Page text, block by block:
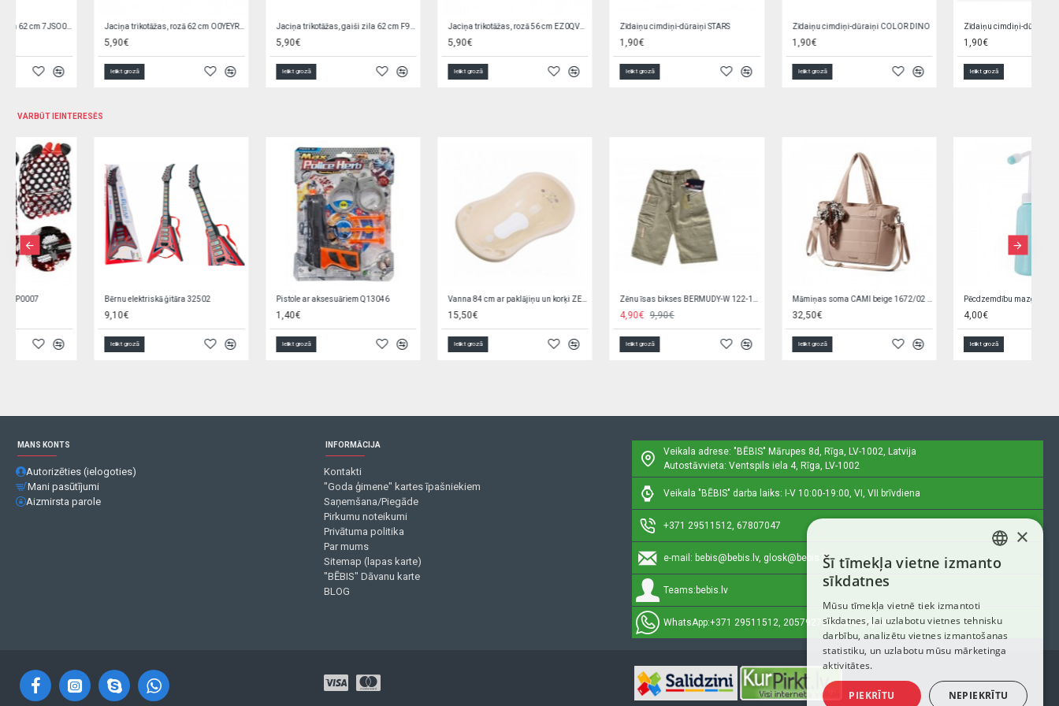
Jaciņa trikotāžas, rozā 62 cm O0YEYROX
Ielikt grozā
Jaciņa trikotāžas, gaiši zila 62 cm F9W2GGPL
Ielikt grozā
Jaciņa trikotāžas, rozā 56 cm EZ0QV4W2
Ielikt grozā
Zīdaiņu cimdiņi-dūraiņi STARS
Ielikt grozā
Zīdaiņu cimdiņi-dūraiņi COLOR DINO
Ielikt grozā
Zīdaiņu cimdiņi-dūraiņi BIRDS
Ielikt grozā
VARBŪT IEINTERESĒS
Bērnu elektriskā ģitāra 32502
Ielikt grozā
Pistole ar aksesuāriem Q13046
Ielikt grozā
Vanna 84 cm ar paklājiņu un korķi ZEBRA beige 016852
Ielikt grozā
Zēnu īsas bikses BERMUDY-W 122-134 cm
Ielikt grozā
Māmiņas soma CAMI beige 1672/02 beige
Ielikt grozā
Pēcdzemdību mazgāšanas pudelīte 350 ml A0684
Ielikt grozā
MANS KONTS
Autorizēties (ielogoties)
Mani pasūtījumi
Aizmirsta parole
INFORMĀCIJA
Kontakti
"Goda ģimene" kartes īpašniekiem
Saņemšana/Piegāde
Pirkumu noteikumi
Privātuma politika
Par mums
Sitemap (lapas karte)
"BĒBIS" Dāvanu karte
BLOG
Veikala adrese: "BĒBIS" Mārupes 8d, Rīga, LV-1002, Latvija
Autostāvvieta: Ventspils iela 4, Rīga, LV-1002
Veikala "BĒBIS" darba laiks: I-V 10:00-19:00, VI, VII brīvdiena
+371 29511512, 67807047
e-mail: bebis@bebis.lv, glosk@bebis.lv
Teams: bebis.lv
WhatsApp:+371 29511512, 20579272 (tikai ziņojumi)
LATVIAN
ENGLISH
×
Šī tīmekļa vietne izmanto
sīkdatnes
Mūsu tīmekļa vietnē tiek izmantoti
sīkdatnes, lai uzlabotu vietnes tehnisku
darbību, analizētu vietnes izmantošanas
statistiku, un uzlabotu mūsu mārketinga
aktivitātes.
PIEKRĪTU NEPIEKRĪTU